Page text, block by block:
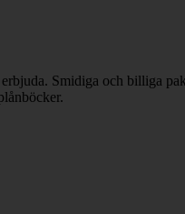
Smidiga och billiga